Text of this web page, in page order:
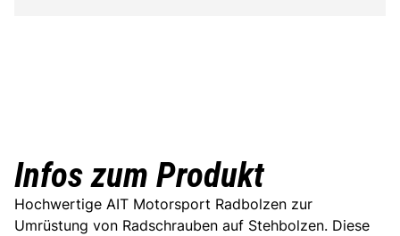
Infos zum Produkt
Hochwertige AIT Motorsport Radbolzen zur
Umrüstung von Radschrauben auf Stehbolzen. Diese